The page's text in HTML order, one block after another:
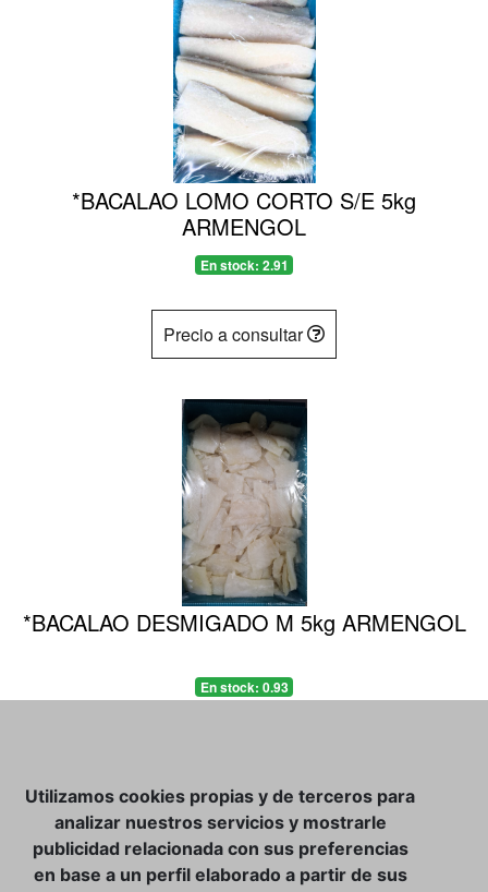
*BACALAO LOMO CORTO S/E 5kg
ARMENGOL
En stock: 2.91
Precio a consultar
*BACALAO DESMIGADO M 5kg ARMENGOL
En stock: 0.93
CATÁLOGO
Utilizamos cookies propias y de terceros para
analizar nuestros servicios y mostrarle
publicidad relacionada con sus preferencias
en base a un perfil elaborado a partir de sus